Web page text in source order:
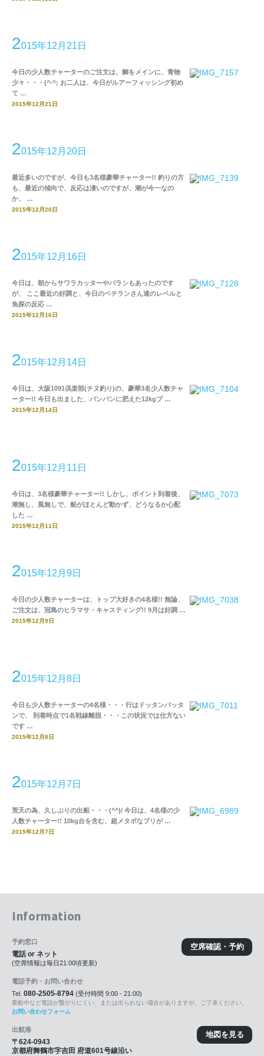
2015年12月21日
今日の少人数チャーターのご注文は、鯛をメインに、青物
少々・・・(^-^; お二人は、今日がルアーフィッシング初め
て …
2015年12月21日
2015年12月20日
最近多いのですが、今日も3名様豪華チャーター!! 釣りの方
も、最近の傾向で、反応は凄いのですが、潮が今一なの
か、 …
2015年12月20日
2015年12月16日
今日は、朝からサワラカッターやバラシもあったのです
が、 ここ最近の好調と、今日のベテランさん達のレベルと
魚探の反応 …
2015年12月16日
2015年12月14日
今日は、大阪1091倶楽部(チヌ釣り)の、豪華3名少人数チャ
ーター!! 今日も出ました、パンパンに肥えた12kgブ …
2015年12月14日
2015年12月11日
今日は、3名様豪華チャーター!! しかし、ポイント到着後、
潮無し、風無しで、船がほとんど動かず、どうなるか心配
した …
2015年12月11日
2015年12月9日
今日の少人数チャーターは、トップ大好きの4名様!! 無論、
ご注文は、冠島のヒラマサ・キャスティング!! 9月は好調 …
2015年12月9日
2015年12月8日
今日も少人数チャーターの4名様・・・行はドッタンバッタ
ンで、 到着時点で1名戦線離脱・・・この状況では仕方ない
です …
2015年12月8日
2015年12月7日
荒天の為、久しぶりの出船・・・(^^)/ 今日は、4名様の少
人数チャーター!! 10kg台を含む、超メタボなブリが …
2015年12月7日
Information
空席確認・予約
予約窓口
電話 or ネット
(空席情報は毎日21:00頃更新)
電話予約・お問い合わせ
Tel. 080-2505-8794 (受付時間 9:00 - 21:00)
乗船中など電話が繋がりにくい、または出られない場合がありますが、ご了承ください。
お問い合わせフォーム
地図を見る
出航港
〒624-0943
京都府舞鶴市字吉田 府道601号線沿い